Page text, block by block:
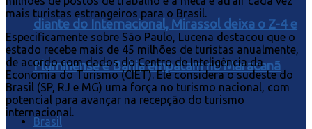
diante do Internacional, Mirassol deixa o Z-4 e
Fluminense e Bahia empatam no Maracanã
Brasil
mais turistas estrangeiros para o Brasil.
Especificamente sobre São Paulo, Lucena destacou que o
estado recebe mais de 45 milhões de turistas anualmente,
de acordo com dados do Centro de Inteligência da
Economia do Turismo (CIET). Ele considera o sudeste do
Brasil (SP, RJ e MG) uma força no turismo nacional, com
potencial para avançar na recepção do turismo
internacional.